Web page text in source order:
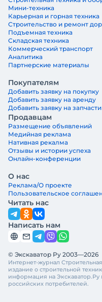
Мини-техника
Карьерная и горная техника
Строительство и ремонт
Подъемная техника
Складская техника
Коммерческий транспорт
Аналитика
Партнерские материалы
Покупателям
Добавить заявку на покупку
Добавить заявку на аренду
Добавить заявку на запчасти
Продавцам
Размещение объявлений
Медийная реклама
Нативная рекалма
Отзывы и истории успеха
Онлайн-конференции
О нас
Реклама/О проекте
Пользовательское
Читать нас
Написать нам
© Экскаватор Ру 2003—2026
Интернет-журнал
издание о строительной
информация на
российских потребителей.